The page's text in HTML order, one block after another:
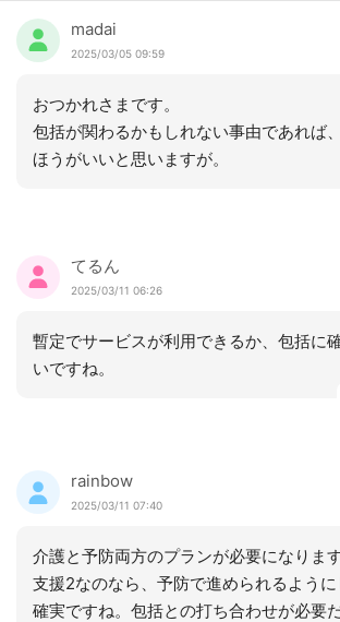
madai
2025/03/05 09:59
おつかれさまです。
包括が関わるかもしれない事由であれば
ほうがいいと思いますが。
てるん
2025/03/11 06:26
暫定でサービスが利用できるか、包括に
いですね。
rainbow
2025/03/11 07:40
介護と予防両方のプランが必要になりま
支援2なのなら、予防で進められるよう
確実ですね。包括との打ち合わせが必要